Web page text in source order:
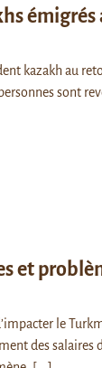
kazakh au
sont
et
le
des salaires